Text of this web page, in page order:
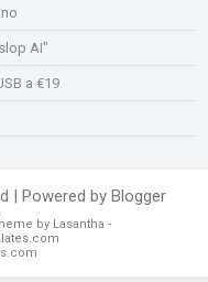
AI"
a €19
| Powered by Blogger
by Lasantha -